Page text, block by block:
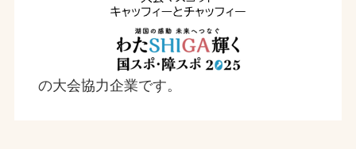
の大会協力企業です。